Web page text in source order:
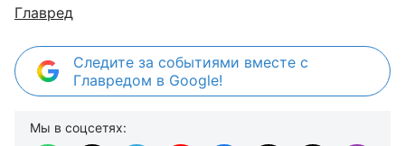
Главред
Следите за событиями вместе с
Главредом в Google!
Мы в соцсетях: